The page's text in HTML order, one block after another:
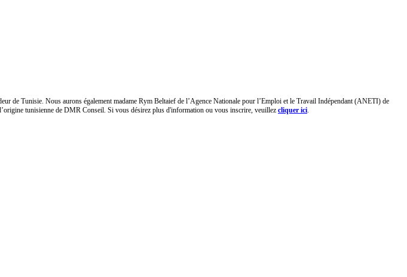
de Tunisie. Nous aurons également madame Rym Beltaief de l’Agence Nationale pour l’Emploi et le Travail Indépendant (ANETI) de
tunisienne de DMR Conseil. Si vous désirez plus d'information ou vous inscrire, veuillez cliquer ici